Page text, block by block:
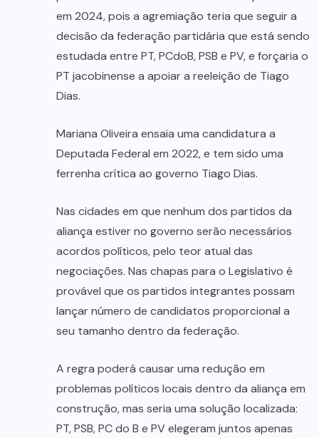
em 2024, pois a agremiação teria que seguir a
decisão da federação partidária que está sendo
estudada entre PT, PCdoB, PSB e PV, e forçaria o
PT jacobinense a apoiar a reeleição de Tiago
Dias.
Mariana Oliveira ensaia uma candidatura a
Deputada Federal em 2022, e tem sido uma
ferrenha crítica ao governo Tiago Dias.
Nas cidades em que nenhum dos partidos da
aliança estiver no governo serão necessários
acordos políticos, pelo teor atual das
negociações. Nas chapas para o Legislativo é
provável que os partidos integrantes possam
lançar número de candidatos proporcional a
seu tamanho dentro da federação.
A regra poderá causar uma redução em
problemas políticos locais dentro da aliança em
construção, mas seria uma solução localizada:
PT, PSB, PC do B e PV elegeram juntos apenas